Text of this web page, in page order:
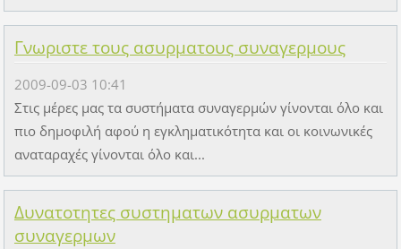
Γνωριστε τους ασυρματους συναγερμους
2009-09-03 10:41
Στις μέρες μας τα συστήματα συναγερμών γίνονται όλο και
πιο δημοφιλή αφού η εγκληματικότητα και οι κοινωνικές
αναταραχές γίνονται όλο και...
Δυνατοτητες συστηματων ασυρματων
συναγερμων